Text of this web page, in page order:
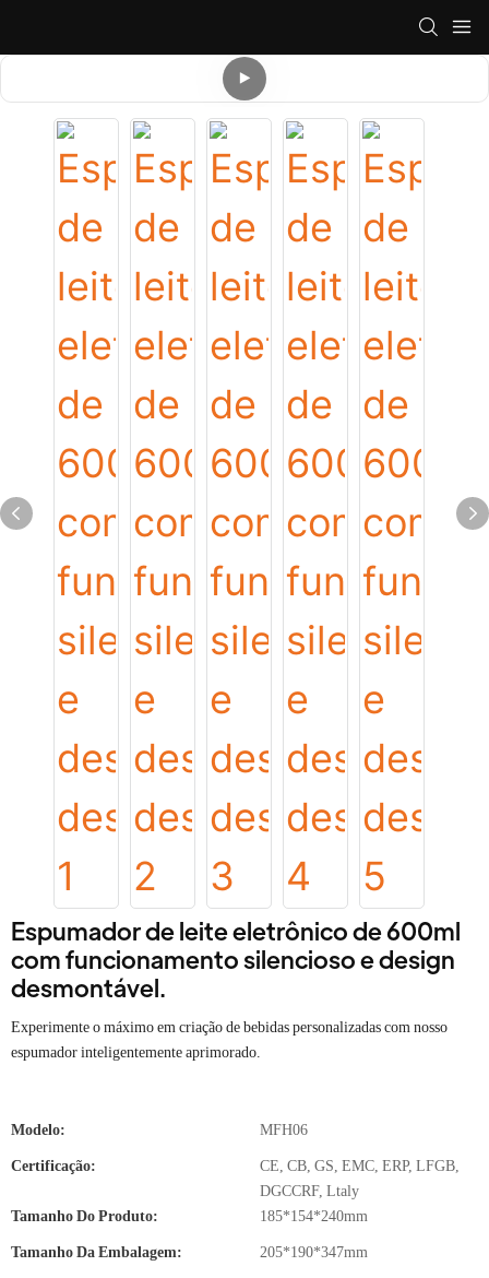
Espumador de leite eletrônico de 600ml
com funcionamento silencioso e design
desmontável.
Experimente o máximo em criação de bebidas personalizadas com nosso
espumador inteligentemente aprimorado.
Modelo: MFH06
Certificação:
CE, CB, GS, EMC, ERP, LFGB,
DGCCRF, Ltaly
Tamanho Do Produto:
185*154*240mm
Tamanho Da Embalagem: 205*190*347mm